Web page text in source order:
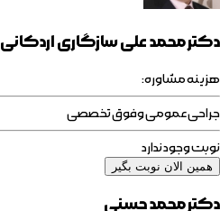
دکتر محمد علی سازگاری اردکانی
هزینه مشاوره:
جراحی عمومی وفوق تخصصی
نوبت وجود ندارد
همین الان نوبت بگیر
دکتر محمد حسنی